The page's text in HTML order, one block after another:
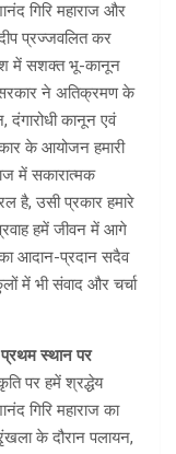
गिरि महाराज और
प्रज्जवलित कर
में सशक्त भू-कानून
ने अतिक्रमण के
दंगारोधी कानून एवं
के आयोजन हमारी
में सकारात्मक
है, उसी प्रकार हमारे
प्रवाह हमें जीवन में आगे
का आदान-प्रदान सदैव
में भी संवाद और चर्चा
स्थान पर
पर हमें श्रद्धेय
गिरि महाराज का
के दौरान पलायन,